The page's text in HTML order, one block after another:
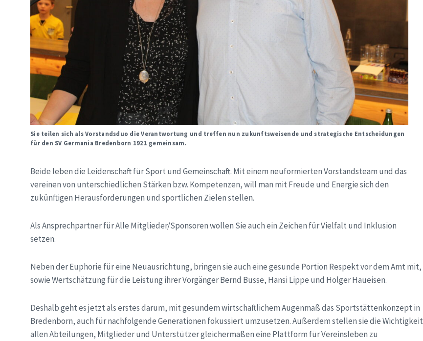
Sie teilen sich als Vorstandsduo die Verantwortung und treffen nun zukunftsweisende und strategische Entscheidungen
für den SV Germania Bredenborn 1921 gemeinsam.
Beide leben die Leidenschaft für Sport und Gemeinschaft. Mit einem neuformierten Vorstandsteam und das
vereinen von unterschiedlichen Stärken bzw. Kompetenzen, will man mit Freude und Energie sich den
zukünftigen Herausforderungen und sportlichen Zielen stellen.
Als Ansprechpartner für Alle Mitglieder/Sponsoren wollen Sie auch ein Zeichen für Vielfalt und Inklusion
setzen.
Neben der Euphorie für eine Neuausrichtung, bringen sie auch eine gesunde Portion Respekt vor dem Amt mit,
sowie Wertschätzung für die Leistung ihrer Vorgänger Bernd Busse, Hansi Lippe und Holger Haueisen.
Deshalb geht es jetzt als erstes darum, mit gesundem wirtschaftlichem Augenmaß das Sportstättenkonzept in
Bredenborn, auch für nachfolgende Generationen fokussiert umzusetzen. Außerdem stellen sie die Wichtigkeit
allen Abteilungen, Mitglieder und Unterstützer gleichermaßen eine Plattform für Vereinsleben zu